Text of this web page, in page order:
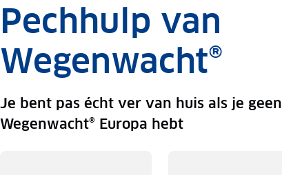
Pechhulp van
Wegenwacht®
Je bent pas écht ver van huis als je geen
Wegenwacht® Europa hebt